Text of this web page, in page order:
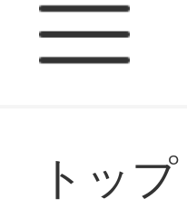
トップ